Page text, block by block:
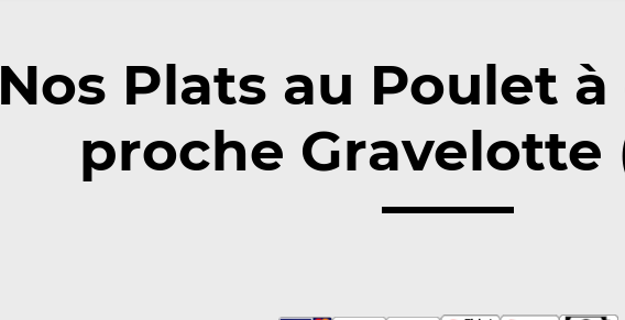
Nos Plats au Poulet
proche Gravelotte